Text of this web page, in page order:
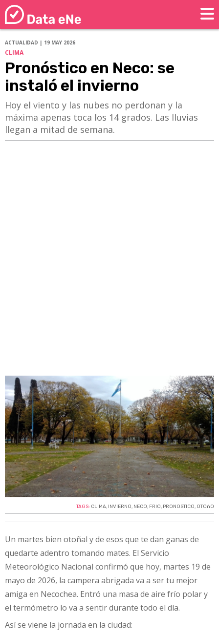
ACTUALIDAD | 19 MAY 2026
CLIMA
Pronóstico en Neco: se
instaló el invierno
Hoy el viento y las nubes no perdonan y la
máxima apenas toca los 14 grados. Las lluvias
llegan a mitad de semana.
TAGS: CLIMA, INVIERNO, NECO, FRIO, PRONOSTICO, OTOñO
Un martes bien otoñal y de esos que te dan ganas de
quedarte adentro tomando mates. El Servicio
Meteorológico Nacional confirmó que hoy, martes 19 de
mayo de 2026, la campera abrigada va a ser tu mejor
amiga en Necochea. Entró una masa de aire frío polar y
el termómetro lo va a sentir durante todo el día.
Así se viene la jornada en la ciudad: